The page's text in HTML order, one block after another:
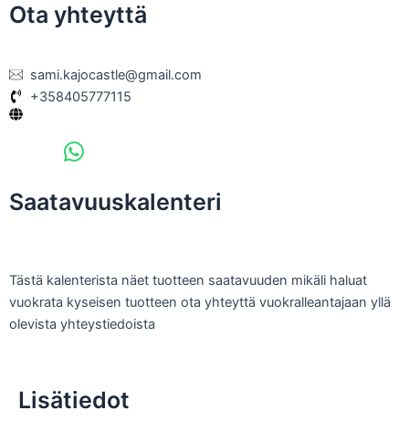
Ota yhteyttä
sami.kajocastle@gmail.com
+358405777115
Saatavuuskalenteri
Tästä kalenterista näet tuotteen saatavuuden mikäli haluat
vuokrata kyseisen tuotteen ota yhteyttä vuokralleantajaan yllä
olevista yhteystiedoista
Lisätiedot